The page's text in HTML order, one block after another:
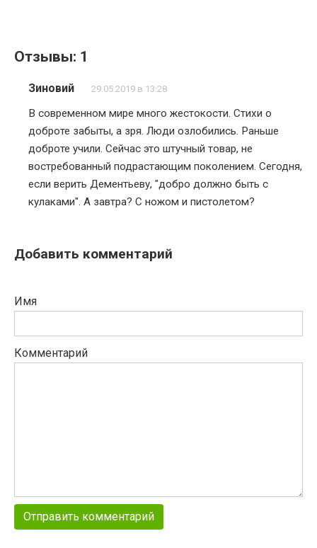
Отзывы: 1
Зиновий 29.05.2019 в 13:28
В современном мире много жестокости. Стихи о
доброте забыты, а зря. Люди озлобились. Раньше
доброте учили. Сейчас это штучный товар, не
востребованный подрастающим поколением. Сегодня,
если верить Дементьеву, "добро должно быть с
кулаками". А завтра? С ножом и пистолетом?
Добавить комментарий
Имя
Комментарий